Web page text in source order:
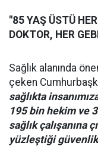
"85 YAŞ ÜSTÜ
DOKTOR, HER
Sağlık alanında
çeken
sağlıkta
195 bin hekim ve
sağlık çalışanına
yüzleştiği